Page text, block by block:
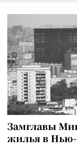
Замглавы
жилья в